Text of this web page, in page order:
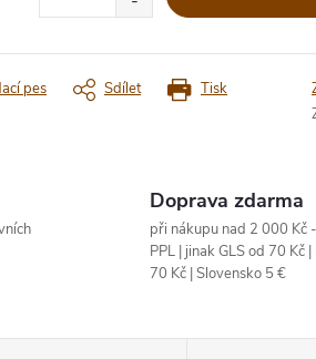
Tisk
pes Sdílet
Doprava zdarma
při nákupu nad 2 000 Kč
PPL | jinak GLS od 70 Kč |
70 Kč | Slovensko 5 €